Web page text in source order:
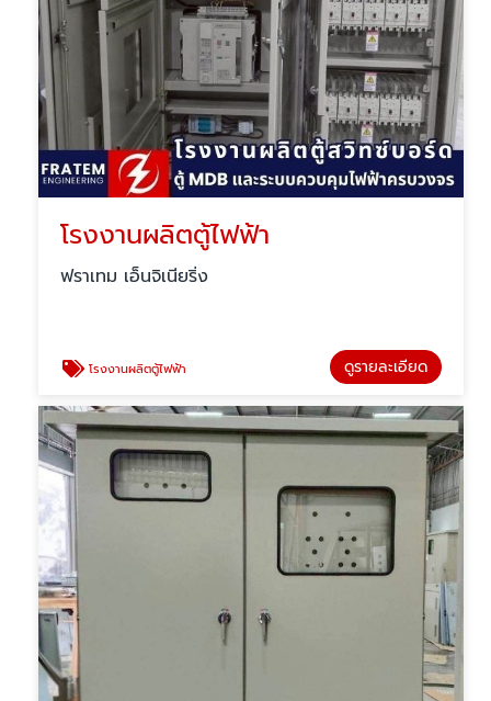
โรงงานผลิตตู้ไฟฟ้า
ฟราเทม เอ็นจิเนียริ่ง
โรงงานผลิตตู้ไฟฟ้า ดูรายละเอียด